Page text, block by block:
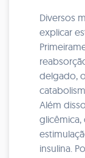
Diversos
explicar
delgado,
Além
insulina.